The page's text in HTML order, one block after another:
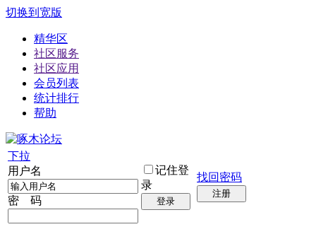
切换到宽版
精华区
社区服务
社区应用
会员列表
统计排行
帮助
下拉
用户名
密 码
记住登
录
登录
找回密码
注册